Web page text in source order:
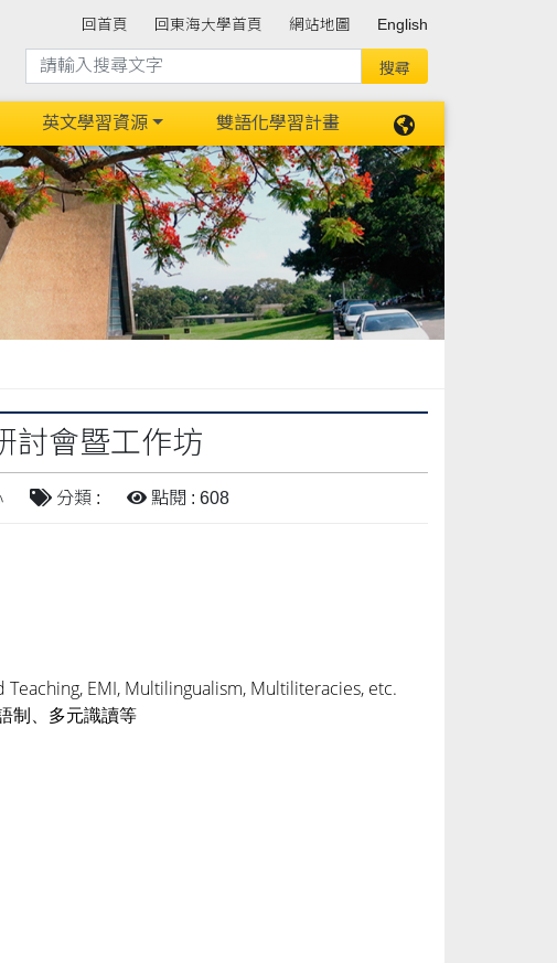
回首頁 回東海大學首頁 網站地圖 English
英文學習資源 雙語化學習計畫
討會暨工作坊
分類 : 點閱 : 608
Teaching, EMI, Multilingualism, Multiliteracies, etc.
制、多元識讀等